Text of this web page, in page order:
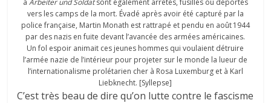
vers les camps de la mort. Évadé après avoir été capturé par la
police française, Martin Monath est rattrapé et pendu en août 1944
par des nazis en fuite devant l’avancée des armées américaines.
Un fol espoir animait ces jeunes hommes qui voulaient détruire
l’armée nazie de l’intérieur pour projeter sur le monde la lueur de
l’internationalisme prolétarien cher à Rosa Luxemburg et à Karl
Liebknecht. [Syllepse]
C’est très beau de dire qu’on lutte contre le fascisme